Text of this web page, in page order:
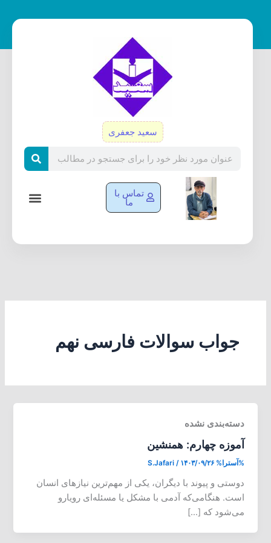
سعید جعفری
تماس با
ما
جواب سوالات فارسی نهم
دسته‌بندی نشده
آموزه چهارم: همنشین
%آسترا% S.Jafari / ۱۴۰۳/۰۹/۲۶
دوستی و پیوند با دیگران، یکی از مهم‌ترین نیازهای انسان
است. هنگامی‌که آدمی با مشکل یا مسئله‌ای رویارو
می‌شود که […]